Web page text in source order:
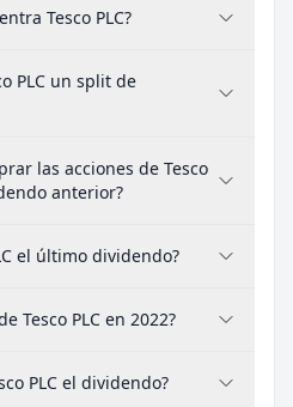
Tesco PLC?
PLC un split de
las acciones de Tesco
anterior?
el último dividendo?
Tesco PLC en 2022?
PLC el dividendo?